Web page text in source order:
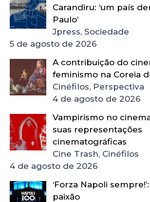
Carandiru: ‘um país
Paulo’
Jpress, Sociedade
5 de agosto de 2026
A contribuição do
feminismo na Coreia
Cinéfilos, Perspectiva
4 de agosto de 2026
Vampirismo no
suas representações
cinematográficas
Cine Trash, Cinéfilos
4 de agosto de 2026
‘Forza Napoli
paixão